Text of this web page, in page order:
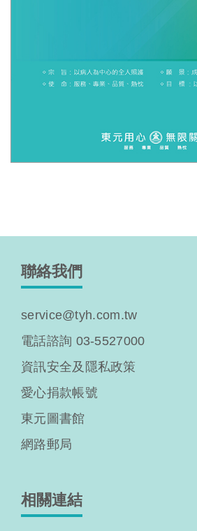
聯絡我們
service@tyh.com.tw
電話諮詢 03-5527000
資訊安全及隱私政策
愛心捐款帳號
東元圖書館
網路郵局
相關連結